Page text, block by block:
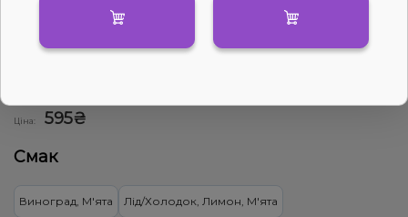
Немає у наявності
Тютюн 420 Light Кавуново-динний сорбет
Ціна:
595₴
Смак
Виноград, М'ята Лід/Холодок, Лимон, М'ята